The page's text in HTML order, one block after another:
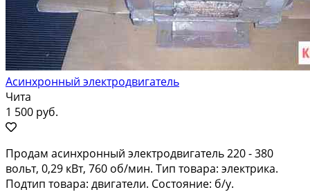
Асинхронный электродвигатель
Чита
1 500 руб.
Продам асинхронный электродвигатель 220 - 380
вольт, 0,29 кВт, 760 об/мин. Тип товара: электрика.
Подтип товара: двигатели. Состояние: б/у.